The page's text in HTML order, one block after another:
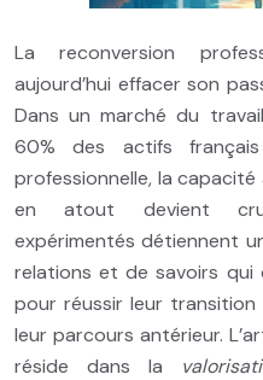
La reconversion
aujourd’hui effacer son
Dans un marché du
60% des actifs
professionnelle, la
en atout devient
expérimentés détiennent
relations et de savoirs
pour réussir leur
leur parcours antérieur.
réside dans la